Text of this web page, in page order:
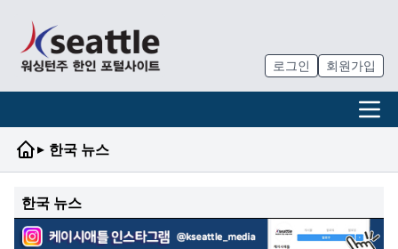
로그인 회원가입
▸ 한국 뉴스
한국 뉴스